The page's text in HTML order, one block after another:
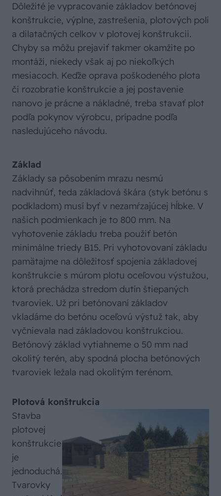
Dôležité je vypracovanie základov betónovej
konštrukcie, výplne, zastrešenia, plotových polí
a dilatačných celkov v plotovej konštrukcii.
Chyby sa môžu prejaviť takmer okamžite po
montáži, niekedy však aj po niekoľkých
mesiacoch. Keďže oprava poškodeného plota
či rozobratie konštrukcie a jej postavenie
nanovo je prácne a nákladné, treba stavať plot
podľa pokynov výrobcu, prípadne podľa
nasledujúceho návodu.
Základ
Základy sa pôsobením mrazu nesmú
nadvihnúť, teda základová škára (styk betónu s
podkladom) musí byť v nezamŕzajúcej hĺbke. V
našich podmienkach je to 800 mm. Na
vyhotovenie základu treba použiť betón
minimálne triedy B15. Pri vyhotovovaní základu
pamätajme na dôležitosť spojenia základovej
konštrukcie s múrom plotu oceľovou výstužou,
ktorá prechádza stredom dutín štiepaných
tvaroviek. Už pri betónovaní základov
vkladáme do betónu oceľovú výstuž tak, aby
vyčnievala nad základovou konštrukciou.
Betónový základ vytiahneme o 50 mm nad
okolitý terén, aby spodná plocha betónových
tvaroviek ležala nad okolitým terénom.
Plotová konštrukcia
Stavba
plotovej
konštrukcie
je
jednoduchá.
Tvarovky